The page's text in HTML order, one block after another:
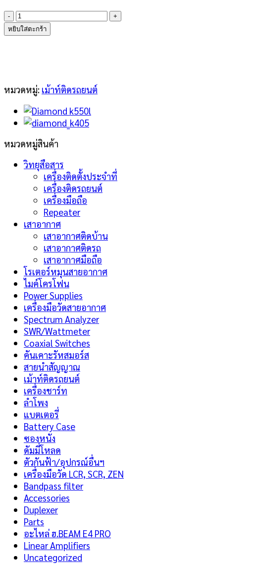
จำนวน
DIAMOND
K402
หยิบใส่ตะกร้า
หมวดหมู่: เม้าท์ติดรถยนต์
หมวดหมู่สินค้า
วิทยุสือสาร
เครื่องติดตั้งประจำที่
เครื่องติดรถยนต์
เครื่องมือถือ
Repeater
เสาอากาศ
เสาอากาศติดบ้าน
เสาอากาศติดรถ
เสาอากาศมือถือ
โรเตอร์หมุนสายอากาศ
ไมค์โครโฟน
Power Supplies
เครื่องมือวัดสายอากาศ
Spectrum Analyzer
SWR/Wattmeter
Coaxial Switches
คันเคาะรัหสมอร์ส
สายนำสัญญาณ
เม้าท์ติดรถยนต์
เครื่องชาร์ท
ลำโพง
แบตเตอรี่
Battery Case
ซองหนัง
ดัมมี่โหลด
ตัวกันฟ้า/อุปกรณ์อื่นฯ
เครื่องมือวัด LCR, SCR, ZEN
Bandpass filter
Accessories
Duplexer
Parts
อะไหล่ ฮ.BEAM E4 PRO
Linear Amplifiers
Uncategorized